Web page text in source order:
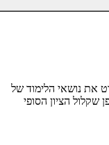
את נושאי הלימוד של
הציון הסופי